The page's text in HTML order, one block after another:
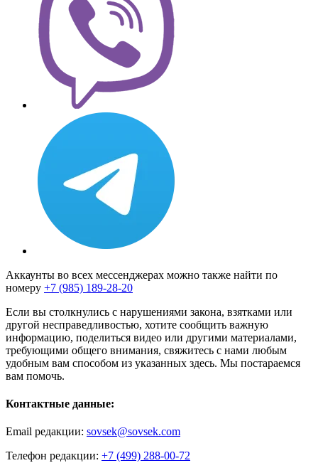
Аккаунты во всех мессенджерах можно также найти по
номеру +7 (985) 189-28-20
Если вы столкнулись с нарушениями закона, взятками или
другой несправедливостью, хотите сообщить важную
информацию, поделиться видео или другими материалами,
требующими общего внимания, свяжитесь с нами любым
удобным вам способом из указанных здесь. Мы постараемся
вам помочь.
Контактные данные:
Email редакции: sovsek@sovsek.com
Телефон редакции: +7 (499) 288-00-72